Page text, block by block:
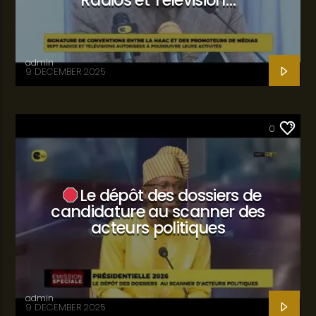
admin
9 DECEMBER 2025
0
Le dépôt des dossiers de
candidature au scanner des
acteurs politiques
admin
9 DECEMBER 2025